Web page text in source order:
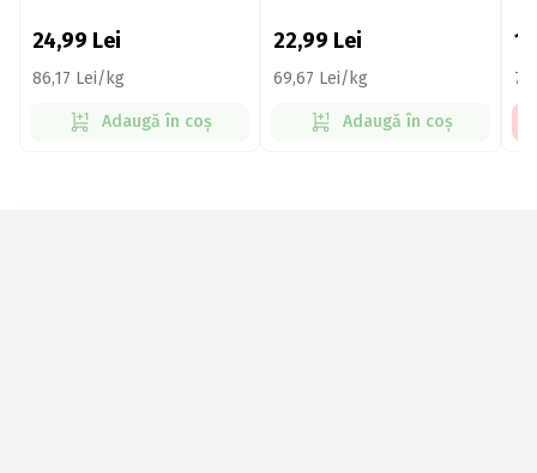
24,99 Lei
86,17 Lei/kg
Adaugă în coș
22,99 Lei
69,67 Lei/kg
Adaugă în coș